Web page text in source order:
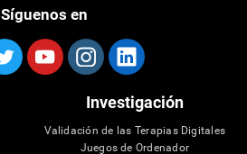
Síguenos en
Investigación
Validación de las Terapias Digitales
Juegos de Ordenador